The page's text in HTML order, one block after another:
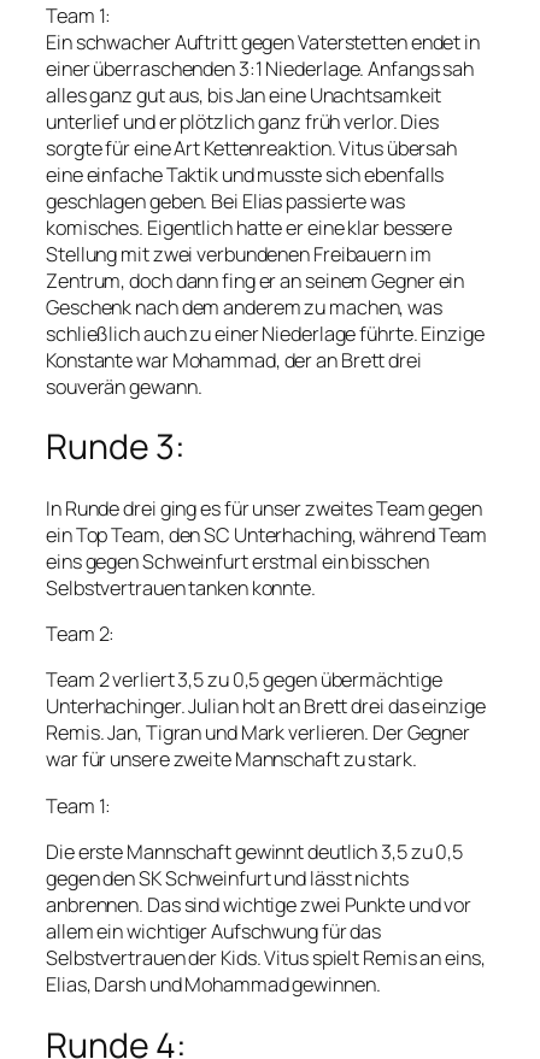
Team 1:
Ein schwacher Auftritt gegen Vaterstetten endet in
einer überraschenden 3:1 Niederlage. Anfangs sah
alles ganz gut aus, bis Jan eine Unachtsamkeit
unterlief und er plötzlich ganz früh verlor. Dies
sorgte für eine Art Kettenreaktion. Vitus übersah
eine einfache Taktik und musste sich ebenfalls
geschlagen geben. Bei Elias passierte was
komisches. Eigentlich hatte er eine klar bessere
Stellung mit zwei verbundenen Freibauern im
Zentrum, doch dann fing er an seinem Gegner ein
Geschenk nach dem anderem zu machen, was
schließlich auch zu einer Niederlage führte. Einzige
Konstante war Mohammad, der an Brett drei
souverän gewann.
Runde 3:
In Runde drei ging es für unser zweites Team gegen
ein Top Team, den SC Unterhaching, während Team
eins gegen Schweinfurt erstmal ein bisschen
Selbstvertrauen tanken konnte.
Team 2:
Team 2 verliert 3,5 zu 0,5 gegen übermächtige
Unterhachinger. Julian holt an Brett drei das einzige
Remis. Jan, Tigran und Mark verlieren. Der Gegner
war für unsere zweite Mannschaft zu stark.
Team 1:
Die erste Mannschaft gewinnt deutlich 3,5 zu 0,5
gegen den SK Schweinfurt und lässt nichts
anbrennen. Das sind wichtige zwei Punkte und vor
allem ein wichtiger Aufschwung für das
Selbstvertrauen der Kids. Vitus spielt Remis an eins,
Elias, Darsh und Mohammad gewinnen.
Runde 4: